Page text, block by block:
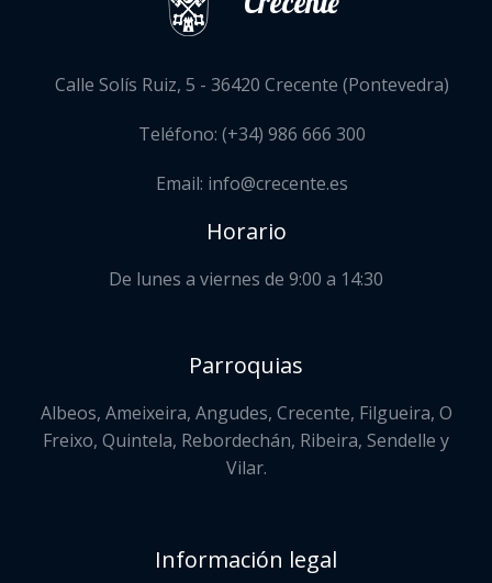
Calle Solís Ruiz, 5 - 36420 Crecente (Pontevedra)
Teléfono: (+34) 986 666 300
Email: info@crecente.es
Horario
De lunes a viernes de 9:00 a 14:30
Parroquias
Albeos, Ameixeira, Angudes, Crecente, Filgueira, O
Freixo, Quintela, Rebordechán, Ribeira, Sendelle y
Vilar.
Información legal